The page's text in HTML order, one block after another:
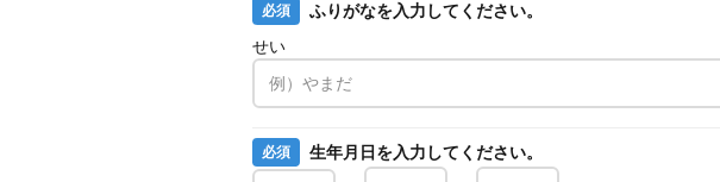
必須
ふりがなを入力してください。
せい
必須 生年月日を入力してください。